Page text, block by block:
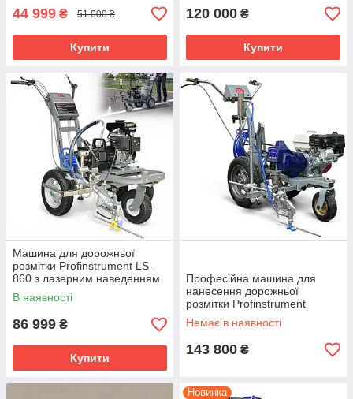
44 999 ₴ 51 000 ₴
Купити
120 000 ₴
Купити
Машина для дорожньої
розмітки Profinstrument LS-
860 з лазерним наведенням
(5,5 к.с. 4,5 л/хв 200 бар)
В наявності
86 999 ₴
Купити
Професійна машина для
нанесення дорожньої
розмітки Profinstrument
HVBAN HB 3400 (Honda
GX160, 5,5 к.с.)
Немає в наявності
143 800 ₴
Новинка